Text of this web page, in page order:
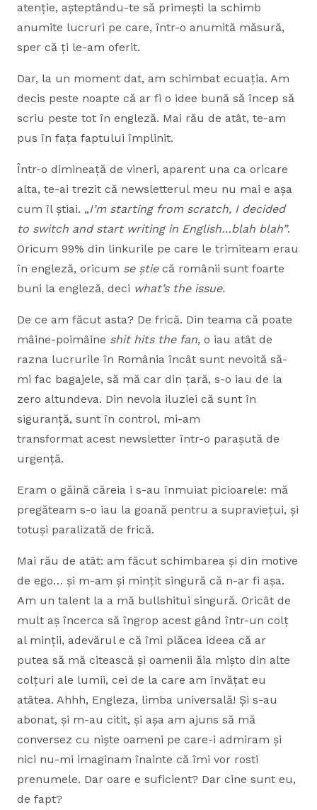
atenție, așteptându-te să primești la schimb
anumite lucruri pe care, într-o anumită măsură,
sper că ți le-am oferit.
Dar, la un moment dat, am schimbat ecuația. Am
decis peste noapte că ar fi o idee bună să încep să
scriu peste tot în engleză. Mai rău de atât, te-am
pus în fața faptului împlinit.
Într-o dimineață de vineri, aparent una ca oricare
alta, te-ai trezit că newsletterul meu nu mai e așa
cum îl știai. „I’m starting from scratch, I decided
to switch and start writing in English…blah blah”.
Oricum 99% din linkurile pe care le trimiteam erau
în engleză, oricum se știecă românii sunt foarte
buni la engleză, deci what’s the issue.
De ce am făcut asta? De frică. Din teama că poate
mâine-poimâine shit hits the fan, o iau atât de
razna lucrurile în România încât sunt nevoită să-
mi fac bagajele, să mă car din țară, s-o iau de la
zero altundeva. Din nevoia iluziei că sunt în
siguranță, sunt în control, mi-am
transformat acest newsletter într-o parașută de
urgență.
Eram o găină căreia i s-au înmuiat picioarele: mă
pregăteam s-o iau la goană pentru a supraviețui, și
totuși paralizată de frică.
Mai rău de atât: am făcut schimbarea și din motive
de ego… și m-am și mințit singură că n-ar fi așa.
Am un talent la a mă bullshitui singură. Oricât de
mult aș încerca să îngrop acest gând într-un colț
al minții, adevărul e că îmi plăcea ideea că ar
putea să mă citească și oamenii ăia mișto din alte
colțuri ale lumii, cei de la care am învățat eu
atâtea. Ahhh, Engleza, limba universală! Și s-au
abonat, și m-au citit, și așa am ajuns să mă
conversez cu niște oameni pe care-i admiram și
nici nu-mi imaginam înainte că îmi vor rosti
prenumele. Dar oare e suficient? Dar cine sunt eu,
de fapt?